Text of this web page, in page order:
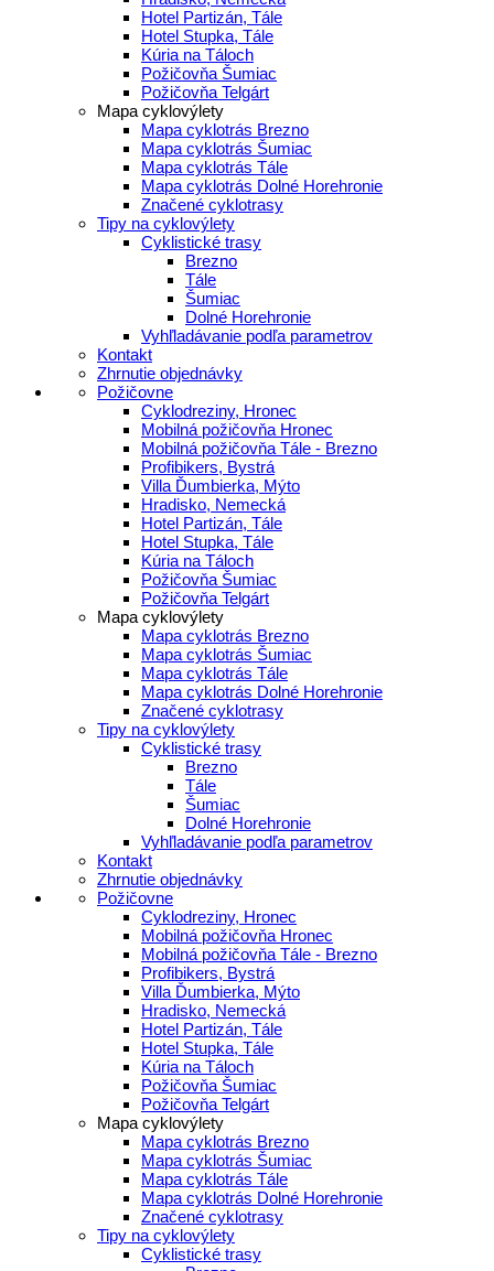
Hotel Partizán, Tále
Hotel Stupka, Tále
Kúria na Táloch
Požičovňa Šumiac
Požičovňa Telgárt
Mapa cyklovýlety
Mapa cyklotrás Brezno
Mapa cyklotrás Šumiac
Mapa cyklotrás Tále
Mapa cyklotrás Dolné Horehronie
Značené cyklotrasy
Tipy na cyklovýlety
Cyklistické trasy
Brezno
Tále
Šumiac
Dolné Horehronie
Vyhľladávanie podľa parametrov
Kontakt
Zhrnutie objednávky
Požičovne
Cyklodreziny, Hronec
Mobilná požičovňa Hronec
Mobilná požičovňa Tále - Brezno
Profibikers, Bystrá
Villa Ďumbierka, Mýto
Hradisko, Nemecká
Hotel Partizán, Tále
Hotel Stupka, Tále
Kúria na Táloch
Požičovňa Šumiac
Požičovňa Telgárt
Mapa cyklovýlety
Mapa cyklotrás Brezno
Mapa cyklotrás Šumiac
Mapa cyklotrás Tále
Mapa cyklotrás Dolné Horehronie
Značené cyklotrasy
Tipy na cyklovýlety
Cyklistické trasy
Brezno
Tále
Šumiac
Dolné Horehronie
Vyhľladávanie podľa parametrov
Kontakt
Zhrnutie objednávky
Požičovne
Cyklodreziny, Hronec
Mobilná požičovňa Hronec
Mobilná požičovňa Tále - Brezno
Profibikers, Bystrá
Villa Ďumbierka, Mýto
Hradisko, Nemecká
Hotel Partizán, Tále
Hotel Stupka, Tále
Kúria na Táloch
Požičovňa Šumiac
Požičovňa Telgárt
Mapa cyklovýlety
Mapa cyklotrás Brezno
Mapa cyklotrás Šumiac
Mapa cyklotrás Tále
Mapa cyklotrás Dolné Horehronie
Značené cyklotrasy
Tipy na cyklovýlety
Cyklistické trasy